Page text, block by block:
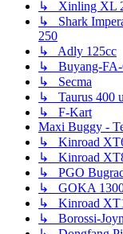
↳ Xinling XL
↳ Shark
250
↳ Adly 125cc
↳ Buyang-FA-
↳ Secma
↳ Taurus 400
↳ F-Kart
Maxi Buggy -
↳ Kinroad
↳ Kinroad
↳ PGO
↳ GOKA 1300
↳ Kinroad
↳ Borossi-